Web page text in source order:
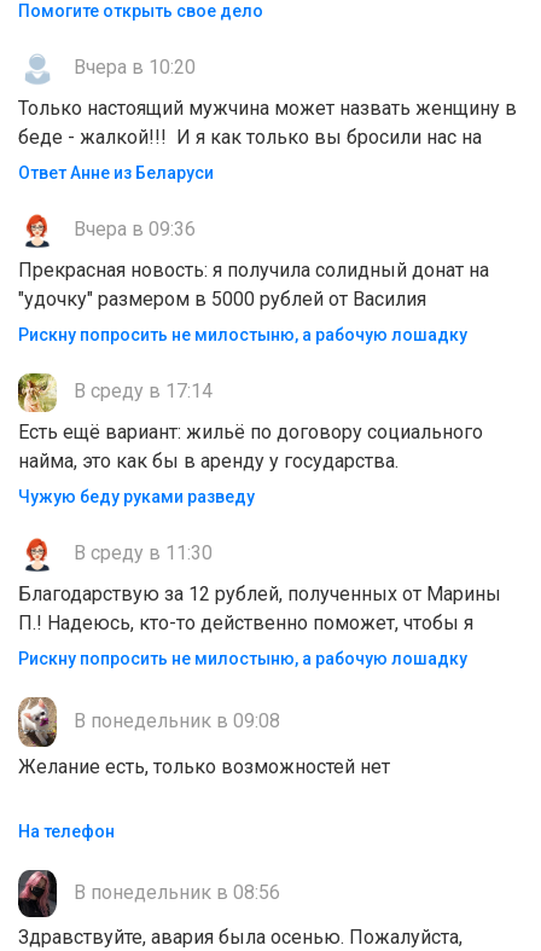
Помогите открыть свое дело
Вчера в 10:20
Только настоящий мужчина может назвать женщину в
беде - жалкой!!! И я как только вы бросили нас на
Ответ Анне из Беларуси
Вчера в 09:36
Прекрасная новость: я получила солидный донат на
"удочку" размером в 5000 рублей от Василия
Рискну попросить не милостыню, а рабочую лошадку
В среду в 17:14
Есть ещё вариант: жильё по договору социального
найма, это как бы в аренду у государства.
Чужую беду руками разведу
В среду в 11:30
Благодарствую за 12 рублей, полученных от Марины
П.! Надеюсь, кто-то действенно поможет, чтобы я
Рискну попросить не милостыню, а рабочую лошадку
В понедельник в 09:08
Желание есть, только возможностей нет
На телефон
В понедельник в 08:56
Здравствуйте, авария была осенью. Пожалуйста,